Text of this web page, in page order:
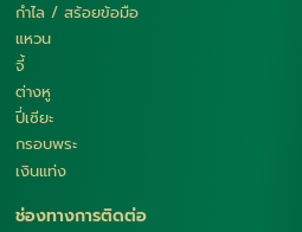
กำไล / สร้อยข้อมือ
แหวน
จี้
ต่างหู
ปี่เซียะ
กรอบพระ
เงินแท่ง
ช่องทางการติดต่อ